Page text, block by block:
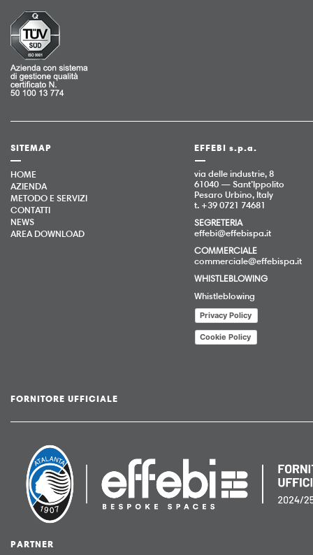
SITEMAP
HOME
AZIENDA
METODO E SERVIZI
CONTATTI
NEWS
AREA DOWNLOAD
EFFEBI s.p.a.
via delle industrie, 8
61040 — Sant’Ippolito
Pesaro Urbino, Italy
t. +39 0721 74681
SEGRETERIA
effebi@effebispa.it
COMMERCIALE
commerciale@effebispa.it
WHISTLEBLOWING
Whistleblowing
Privacy Policy
Cookie Policy
FORNITORE UFFICIALE
PARTNER